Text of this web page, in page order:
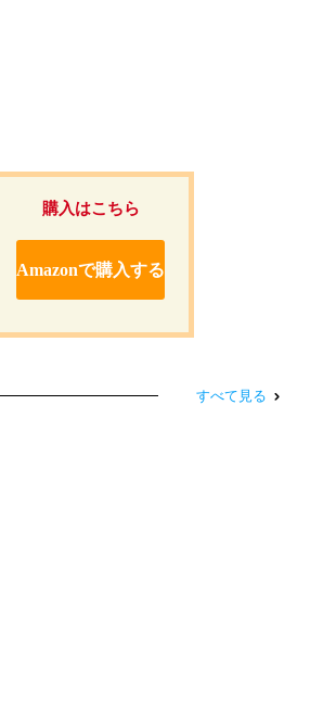
購入はこちら
Amazonで購入する
すべて見る